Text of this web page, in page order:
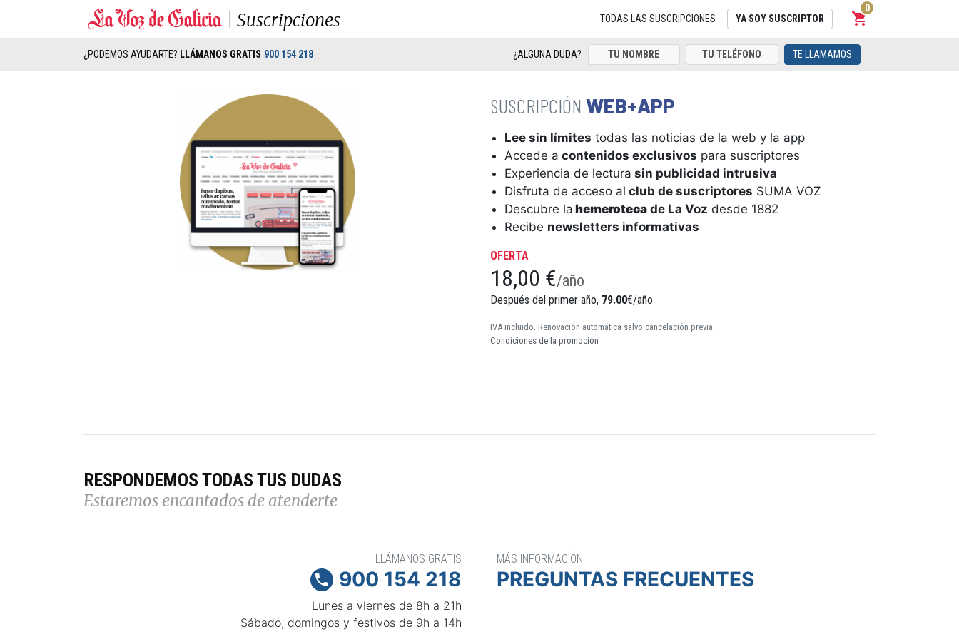
Suscripciones TODAS LAS SUSCRIPCIONES YA SOY SUSCRIPTOR shopping_cart
Carrito
0
¿PODEMOS AYUDARTE? LLÁMANOS GRATIS 900 154 218 ¿ALGUNA DUDA? TE LLAMAMOS
WEB+APP
Lee sin límites todas las noticias de la web y la app
Accede a contenidos exclusivos para suscriptores
Experiencia de lectura sin publicidad intrusiva
Disfruta de acceso al club de suscriptores SUMA VOZ
Descubre la hemeroteca de La Voz desde 1882
Recibe newsletters informativas
OFERTA
18,00 €/año
Después del primer año, 79.00€/año
IVA incluido. Renovación automática salvo cancelación previa
Condiciones de la promoción
RESPONDEMOS TODAS TUS DUDAS
Estaremos encantados de atenderte
LLÁMANOS GRATIS
 900 154 218
Lunes a viernes de 8h a 21h
Sábado, domingos y festivos de 9h a 14h
MÁS INFORMACIÓN
PREGUNTAS FRECUENTES